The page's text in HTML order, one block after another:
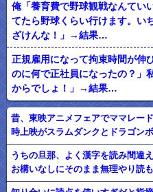
俺「養育費で野球観戦なんてい
てたら野球くらい行けます。い
ざけんな！」→結果…
正規雇用になって拘束時間が伸
のに何で正社員になったの？」
からでしょ！」→結果…
昔、東映アニメフェアでママレー
時上映がスラムダンクとドラゴン
うちの旦那、よく漢字を読み間違
お構いなしにそのまま無理やり読も